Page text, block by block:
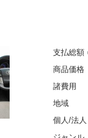
支払総額
商品価格
諸費用
地域
個人/法人